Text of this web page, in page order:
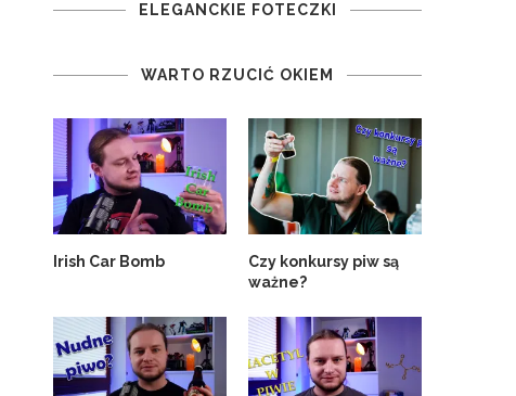
ELEGANCKIE FOTECZKI
WARTO RZUCIĆ OKIEM
Irish Car Bomb
Czy konkursy piw są
ważne?